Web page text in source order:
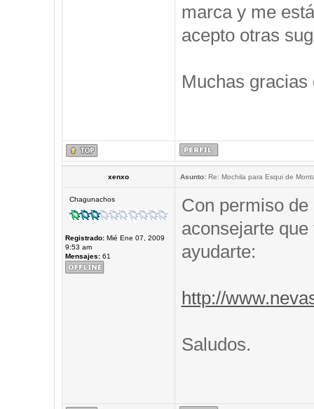
marca y me
acepto otras
Muchas
xenxo Asunto:Re: Mochila para Esqui de
Chagunachos
Registrado:Mié Ene 07, 2009
9:53 am
Mensajes:61
Con permiso
aconsejarte
ayudarte:
http://
Saludos.